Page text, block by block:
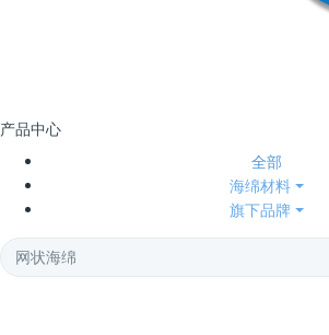
产品中心
全部
海绵材料
旗下品牌